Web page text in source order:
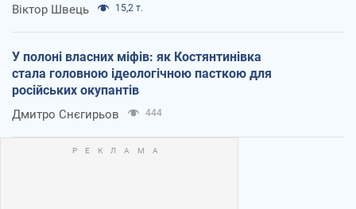
Віктор Швець 15,2 т.
У полоні власних міфів: як Костянтинівка
стала головною ідеологічною пасткою для
російських окупантів
Дмитро Снєгирьов 444